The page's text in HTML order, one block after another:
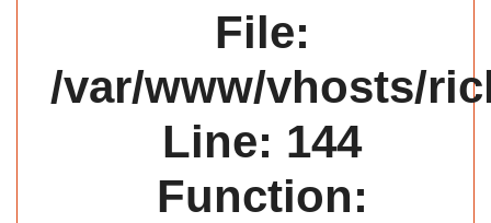
File:
/var/www/vhosts/
Line: 144
Function: